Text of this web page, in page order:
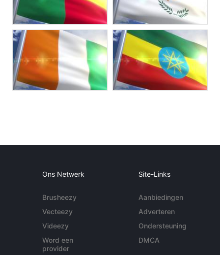
Ons Netwerk
Brusheezy
Vecteezy
Videezy
Word een
provider
Site-Links
Aanbiedingen
Adverteren
Ondersteuning
DMCA